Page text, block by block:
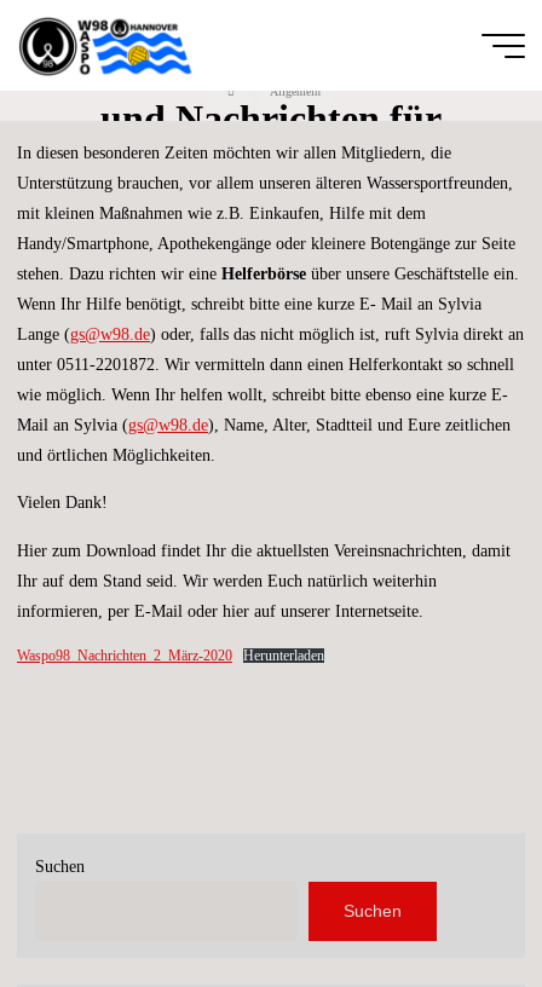
Inhalt
springen
Wassersportfreunde
von 1889
Hannover e.V.
DIE
GANZE
DES
SCHWIMM-
WASSERBALLSPORTS
Helferbörse des Vereins
und Nachrichten für
unsere Mitglieder
Allgemein
In diesen besonderen Zeiten möchten wir allen Mitgliedern, die
Unterstützung brauchen, vor allem unseren älteren Wassersportfreunden,
mit kleinen Maßnahmen wie z.B. Einkaufen, Hilfe mit dem
Handy/Smartphone, Apothekengänge oder kleinere Botengänge zur Seite
stehen. Dazu richten wir eineHelferbörse über unsere Geschäftstelle ein.
Wenn Ihr Hilfe benötigt, schreibt bitte eine kurze E- Mail an Sylvia
Lange (gs@w98.de) oder, falls das nicht möglich ist, ruft Sylvia direkt an
unter 0511-2201872. Wir vermitteln dann einen Helferkontakt so schnell
wie möglich. Wenn Ihr helfen wollt, schreibt bitte ebenso eine kurze E-
Mail an Sylvia (gs@w98.de), Name, Alter, Stadtteil und Eure zeitlichen
und örtlichen Möglichkeiten.
Vielen Dank!
Hier zum Download findet Ihr die aktuellsten Vereinsnachrichten, damit
Ihr auf dem Stand seid. Wir werden Euch natürlich weiterhin
informieren, per E-Mail oder hier auf unserer Internetseite.
Waspo98_Nachrichten_2_März-2020 Herunterladen
Suchen
Suchen